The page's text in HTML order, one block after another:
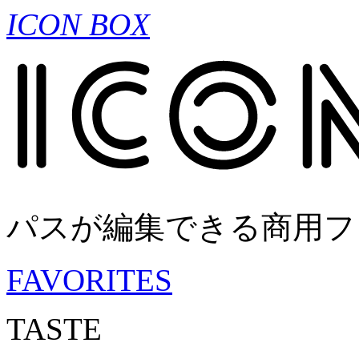
ICON BOX
パスが編集できる商用
FAVORITES
TASTE